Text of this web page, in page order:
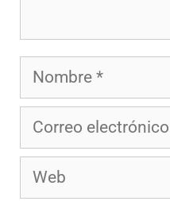
Nombre
Correo
electrónico
Web